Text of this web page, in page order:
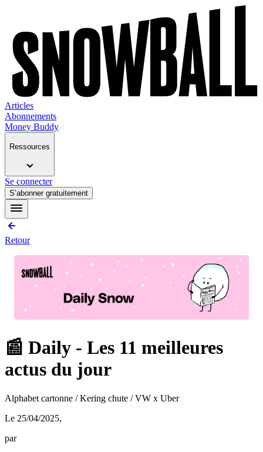
Articles
Abonnements
Money Buddy
Ressources
Se connecter
S’abonner gratuitement
Retour
📰 Daily - Les 11 meilleures
actus du jour
Alphabet cartonne / Kering chute / VW x Uber
Le 25/04/2025,
par